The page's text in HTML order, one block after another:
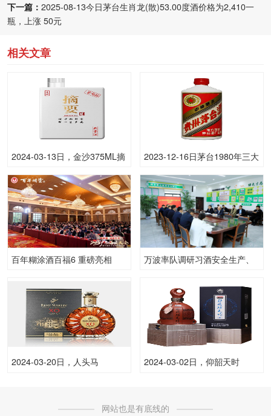
下一篇： 2025-08-13今日茅台生肖龙(散)53.00度酒价格为2,410一
瓶，上涨 50元
相关文章
2024-03-13日，金沙375ML摘
要（品鉴）375ML53.00度酒
每瓶的价格是多少呢？
2023-12-16日茅台1980年三大
革命（散）53.00度酒的价格，
茅台批发参考价格45,000一瓶
百年糊涂酒百福6 重磅亮相
添新力作
万波率队调研习酒安全生产、
2024-03-20日，人头马
2024-03-02日，仰韶天时
网站也是有底线的